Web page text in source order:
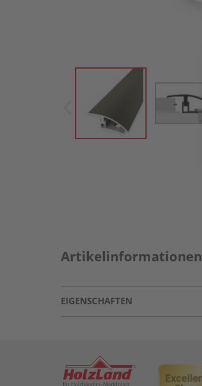
Artikelinformationen
EIGENSCHAFTEN